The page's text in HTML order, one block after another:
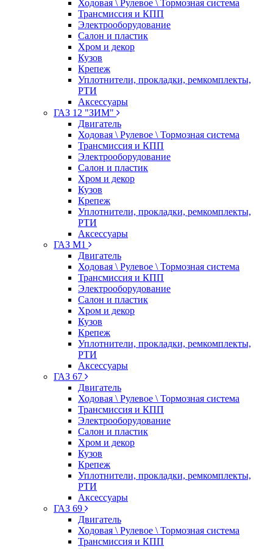
Ходовая \ Рулевое \ Тормозная система
Трансмиссия и КПП
Электрооборудование
Салон и пластик
Хром и декор
Кузов
Крепеж
Уплотнители, прокладки, ремкомплекты,
РТИ
Аксессуары
ГАЗ 12 "ЗИМ"
Двигатель
Ходовая \ Рулевое \ Тормозная система
Трансмиссия и КПП
Электрооборудование
Салон и пластик
Хром и декор
Кузов
Крепеж
Уплотнители, прокладки, ремкомплекты,
РТИ
Аксессуары
ГАЗ М1
Двигатель
Ходовая \ Рулевое \ Тормозная система
Трансмиссия и КПП
Электрооборудование
Салон и пластик
Хром и декор
Кузов
Крепеж
Уплотнители, прокладки, ремкомплекты,
РТИ
Аксессуары
ГАЗ 67
Двигатель
Ходовая \ Рулевое \ Тормозная система
Трансмиссия и КПП
Электрооборудование
Салон и пластик
Хром и декор
Кузов
Крепеж
Уплотнители, прокладки, ремкомплекты,
РТИ
Аксессуары
ГАЗ 69
Двигатель
Ходовая \ Рулевое \ Тормозная система
Трансмиссия и КПП